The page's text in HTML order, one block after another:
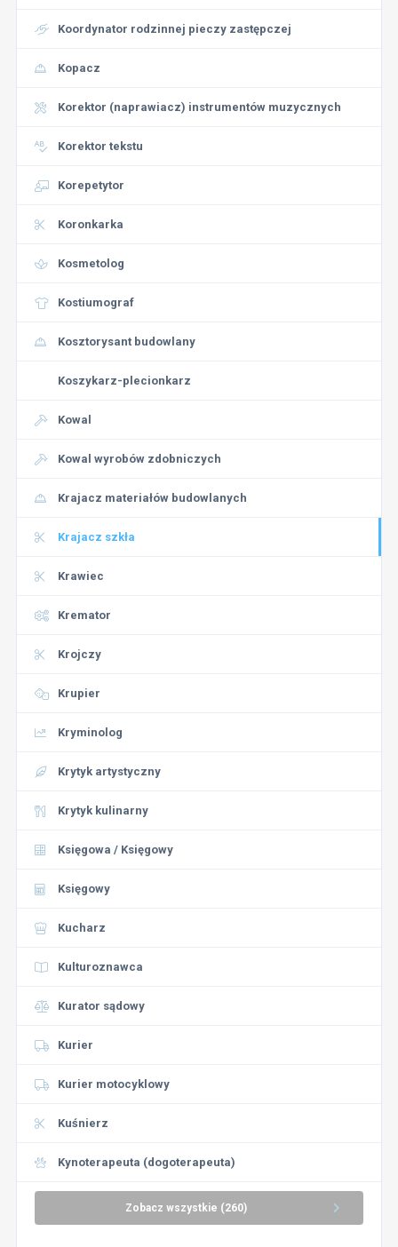
Koordynator rodzinnej pieczy zastępczej
Kopacz
Korektor (naprawiacz) instrumentów muzycznych
Korektor tekstu
Korepetytor
Koronkarka
Kosmetolog
Kostiumograf
Kosztorysant budowlany
Koszykarz-plecionkarz
Kowal
Kowal wyrobów zdobniczych
Krajacz materiałów budowlanych
Krajacz szkła
Krawiec
Kremator
Krojczy
Krupier
Kryminolog
Krytyk artystyczny
Krytyk kulinarny
Księgowa / Księgowy
Księgowy
Kucharz
Kulturoznawca
Kurator sądowy
Kurier
Kurier motocyklowy
Kuśnierz
Kynoterapeuta (dogoterapeuta)
Zobacz wszystkie (260)